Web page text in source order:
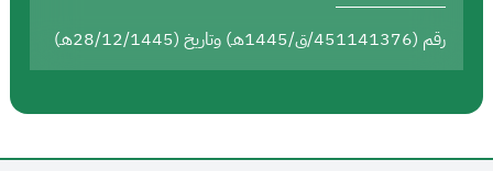
رقم (451141376/ق/1445هـ) وتاريخ (28/12/1445هـ)